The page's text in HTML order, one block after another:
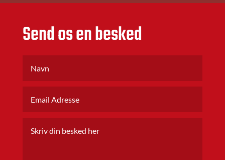
Send os en besked